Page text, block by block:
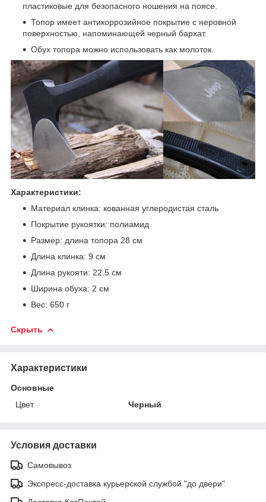
пластиковые для безопасного ношения на поясе.
Топор имеет антикоррозийное покрытие с неровной
поверхностью, напоминающей черный бархат.
Обух топора можно использовать как молоток.
Характеристики:
Материал клинка: кованная углеродистая сталь
Покрытие рукоятки: полиамид
Размер: длина топора 28 см
Длина клинка: 9 см
Длина рукояти: 22.5 см
Ширина обуха: 2 см
Вес: 650 г
Скрыть
Характеристики
Основные
Цвет
Черный
Условия доставки
Самовывоз
Экспресс-доставка курьерской службой "до двери"